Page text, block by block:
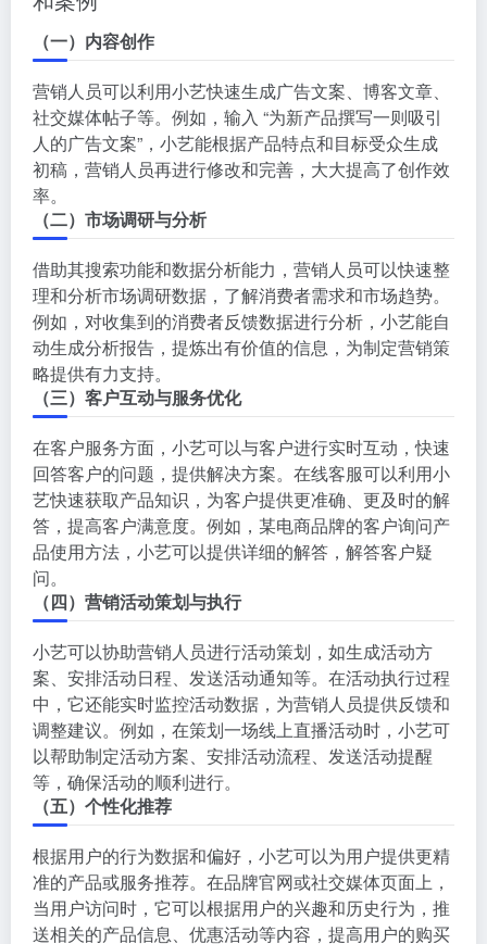
（一）内容创作
营销人员可以利用小艺快速生成广告文案、博客文章、
社交媒体帖子等。例如，输入 “为新产品撰写一则吸引
人的广告文案”，小艺能根据产品特点和目标受众生成
初稿，营销人员再进行修改和完善，大大提高了创作效
率。
（二）市场调研与分析
借助其搜索功能和数据分析能力，营销人员可以快速整
理和分析市场调研数据，了解消费者需求和市场趋势。
例如，对收集到的消费者反馈数据进行分析，小艺能自
动生成分析报告，提炼出有价值的信息，为制定营销策
略提供有力支持。
（三）客户互动与服务优化
在客户服务方面，小艺可以与客户进行实时互动，快速
回答客户的问题，提供解决方案。在线客服可以利用小
艺快速获取产品知识，为客户提供更准确、更及时的解
答，提高客户满意度。例如，某电商品牌的客户询问产
品使用方法，小艺可以提供详细的解答，解答客户疑
问。
（四）营销活动策划与执行
小艺可以协助营销人员进行活动策划，如生成活动方
案、安排活动日程、发送活动通知等。在活动执行过程
中，它还能实时监控活动数据，为营销人员提供反馈和
调整建议。例如，在策划一场线上直播活动时，小艺可
以帮助制定活动方案、安排活动流程、发送活动提醒
等，确保活动的顺利进行。
（五）个性化推荐
根据用户的行为数据和偏好，小艺可以为用户提供更精
准的产品或服务推荐。在品牌官网或社交媒体页面上，
当用户访问时，它可以根据用户的兴趣和历史行为，推
送相关的产品信息、优惠活动等内容，提高用户的购买